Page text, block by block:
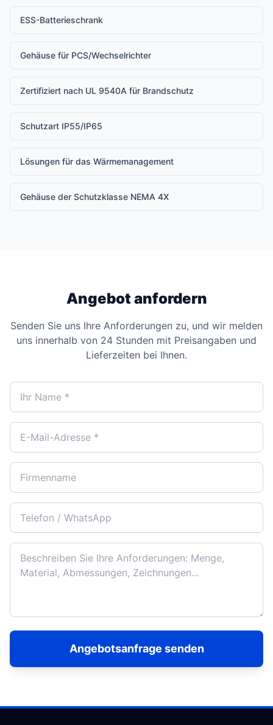
ESS-Batterieschrank
Gehäuse für PCS/Wechselrichter
Zertifiziert nach UL 9540A für Brandschutz
Schutzart IP55/IP65
Lösungen für das Wärmemanagement
Gehäuse der Schutzklasse NEMA 4X
Angebot anfordern
Senden Sie uns Ihre Anforderungen zu, und wir melden
uns innerhalb von 24 Stunden mit Preisangaben und
Lieferzeiten bei Ihnen.
Angebotsanfrage senden